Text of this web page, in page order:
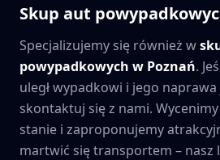
Skup aut
Specjalizujemy się również w
powypadkowych w Poznań.
uległ wypadkowi i jego naprawa
skontaktuj się z nami.
stanie i zaproponujemy
martwić się transportem – nasz